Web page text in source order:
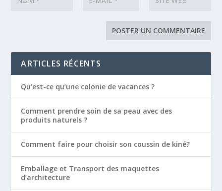
ARTICLES RÉCENTS
Qu’est-ce qu’une colonie de vacances ?
Comment prendre soin de sa peau avec des
produits naturels ?
Comment faire pour choisir son coussin de kiné?
Emballage et Transport des maquettes
d’architecture